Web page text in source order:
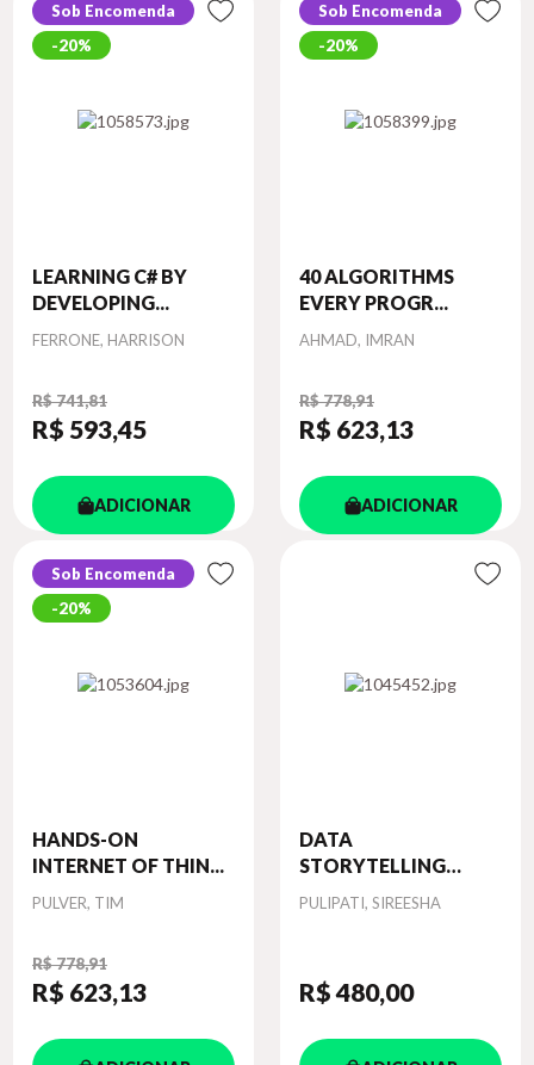
Sob Encomenda
20%
LEARNING C# BY
DEVELOPING...
Autor
FERRONE, HARRISON
R$ 741,81
R$ 593,45
ADICIONAR
Sob Encomenda
20%
40 ALGORITHMS
EVERY PROGR...
Autor
AHMAD, IMRAN
R$ 778,91
R$ 623,13
ADICIONAR
Sob Encomenda
20%
HANDS-ON
INTERNET OF THIN...
Autor
PULVER, TIM
R$ 778,91
R$ 623,13
DATA
STORYTELLING
WITH GO...
Autor
PULIPATI, SIREESHA
R$ 480,00